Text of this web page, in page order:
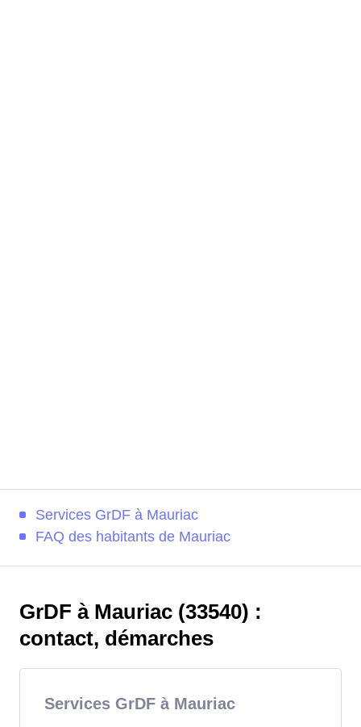
Services GrDF à Mauriac
FAQ des habitants de Mauriac
GrDF à Mauriac (33540) :
contact, démarches
Services GrDF à Mauriac